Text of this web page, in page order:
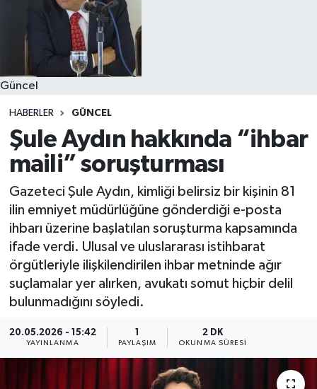
Güncel
HABERLER GÜNCEL
Şule Aydın hakkında “ihbar
maili” soruşturması
Gazeteci Şule Aydın, kimliği belirsiz bir kişinin 81
ilin emniyet müdürlüğüne gönderdiği e-posta
ihbarı üzerine başlatılan soruşturma kapsamında
ifade verdi. Ulusal ve uluslararası istihbarat
örgütleriyle ilişkilendirilen ihbar metninde ağır
suçlamalar yer alırken, avukatı somut hiçbir delil
bulunmadığını söyledi.
20.05.2026 - 15:42
YAYINLANMA
1
PAYLAŞIM
2 DK
OKUNMA SÜRESI